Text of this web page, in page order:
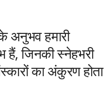
अनुभव हमारी
जिनकी स्नेहभरी
का अंकुरण होता